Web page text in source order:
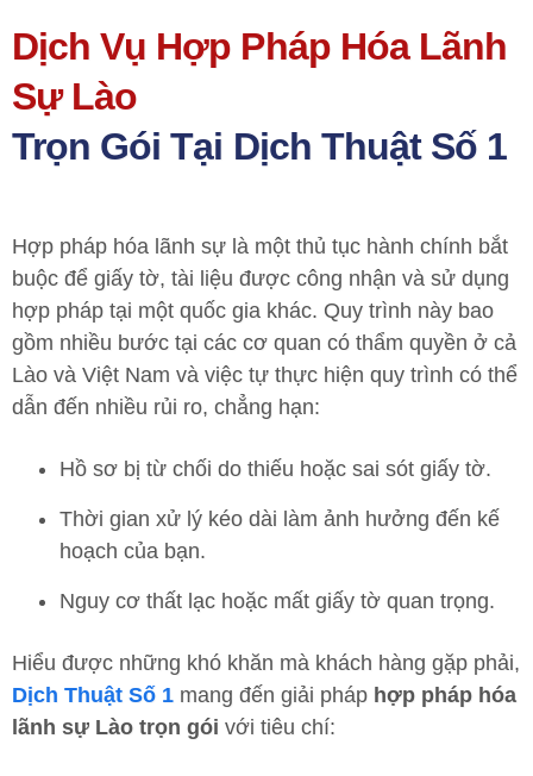
Dịch Vụ Hợp Pháp Hóa Lãnh
Sự Lào
Trọn Gói Tại Dịch Thuật Số 1
Hợp pháp hóa lãnh sự là một thủ tục hành chính bắt
buộc để giấy tờ, tài liệu được công nhận và sử dụng
hợp pháp tại một quốc gia khác. Quy trình này bao
gồm nhiều bước tại các cơ quan có thẩm quyền ở cả
Lào và Việt Nam và việc tự thực hiện quy trình có thể
dẫn đến nhiều rủi ro, chẳng hạn:
Hồ sơ bị từ chối do thiếu hoặc sai sót giấy tờ.
Thời gian xử lý kéo dài làm ảnh hưởng đến kế
hoạch của bạn.
Nguy cơ thất lạc hoặc mất giấy tờ quan trọng.
Hiểu được những khó khăn mà khách hàng gặp phải,
Dịch Thuật Số 1 mang đến giải pháp hợp pháp hóa
lãnh sự Lào trọn gói với tiêu chí: